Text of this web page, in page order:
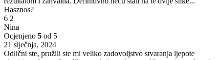
Hasznos?
6 2
Nina
Ocjenjeno 5 od 5
21 siječnja, 2024
Odlični ste, pružili ste mi veliko zadovoljstvo stvaranja ljepote